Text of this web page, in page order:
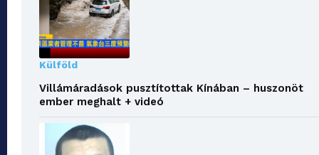
Külföld
Villámáradások pusztítottak Kínában – huszonöt
ember meghalt + videó